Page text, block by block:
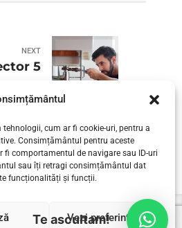
cum ar fi cookie-uri, pentru a
Consimțământul pentru aceste
comportamentul de navigare sau ID-uri
sau îți retragi consimțământul dat
funcționalități și funcții.
Vezi preferințele
NEXT
5
Te ascultam!